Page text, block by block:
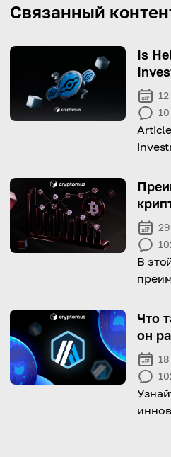
Связанный
Is
10
long-
В
Что
он